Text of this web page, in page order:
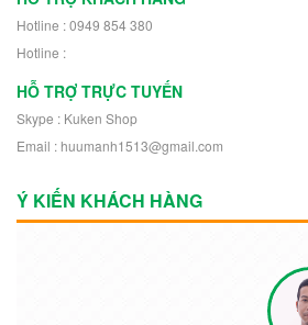
Hotline : 0949 854 380
Hotline :
HỖ TRỢ TRỰC TUYẾN
Skype : Kuken Shop
Email : huumanh1513@gmail.com
Ý KIẾN KHÁCH HÀNG